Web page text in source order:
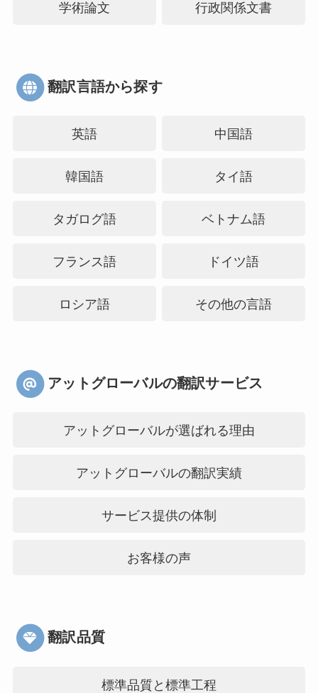
学術論文 行政関係文書
翻訳言語から探す
英語 中国語
韓国語 タイ語
タガログ語 ベトナム語
フランス語 ドイツ語
ロシア語 その他の言語
アットグローバルの翻訳サービス
アットグローバルが選ばれる理由
アットグローバルの翻訳実績
サービス提供の体制
お客様の声
翻訳品質
標準品質と標準工程